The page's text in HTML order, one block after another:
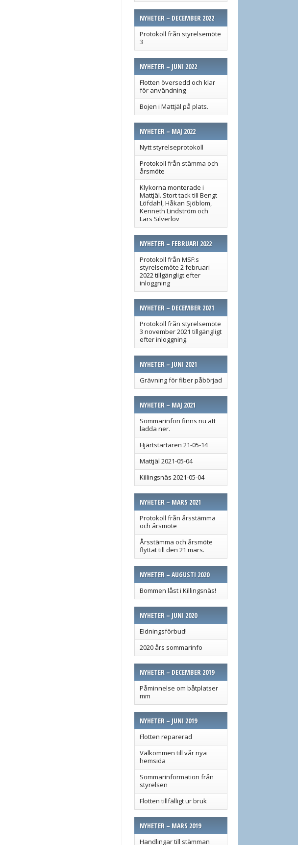
NYHETER – DECEMBER 2022
Protokoll från styrelsemöte
3
NYHETER – JUNI 2022
Flotten översedd och klar
för användning
Bojen i Mattjäl på plats.
NYHETER – MAJ 2022
Nytt styrelseprotokoll
Protokoll från stämma och
årsmöte
Klykorna monterade i
Mattjäl. Stort tack till Bengt
Löfdahl, Håkan Sjöblom,
Kenneth Lindström och
Lars Silverlöv
NYHETER – FEBRUARI 2022
Protokoll från MSF:s
styrelsemöte 2 februari
2022 tillgängligt efter
inloggning
NYHETER – DECEMBER 2021
Protokoll från styrelsemöte
3 november 2021 tillgängligt
efter inloggning.
NYHETER – JUNI 2021
Grävning för fiber påbörjad
NYHETER – MAJ 2021
Sommarinfon finns nu att
ladda ner.
Hjärtstartaren 21-05-14
Mattjäl 2021-05-04
Killingsnäs 2021-05-04
NYHETER – MARS 2021
Protokoll från årsstämma
och årsmöte
Årsstämma och årsmöte
flyttat till den 21 mars.
NYHETER – AUGUSTI 2020
Bommen låst i Killingsnäs!
NYHETER – JUNI 2020
Eldningsförbud!
2020 års sommarinfo
NYHETER – DECEMBER 2019
Påminnelse om båtplatser
mm
NYHETER – JUNI 2019
Flotten reparerad
Välkommen till vår nya
hemsida
Sommarinformation från
styrelsen
Flotten tillfälligt ur bruk
NYHETER – MARS 2019
Handlingar till stämman